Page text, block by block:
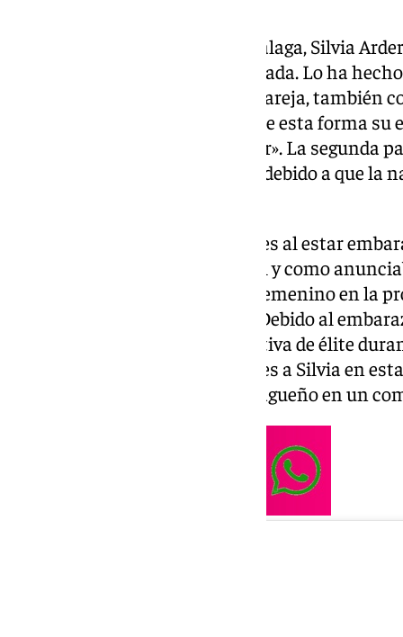
La jugadora del Costa del Sol Málaga, Silvia
este domingo que está embarazada. Lo ha
en una publicación junto a su pareja, también
Medeiros. Arderius anunciaba de esta forma su
es mágico. Mais amor pra dividir». La segunda
amor para dividir en portugués debido a que la
Esta noticia no llegaba sóla, pues al estar
deportiva durante este curso tal y como
representante del balonmano femenino en la
anunciado que va a ser madre. Debido al
Málaga cesa su actividad deportiva de élite
club desea la mejor de las suertes a Silvia en
afronta», plasmaba el club malagueño en un